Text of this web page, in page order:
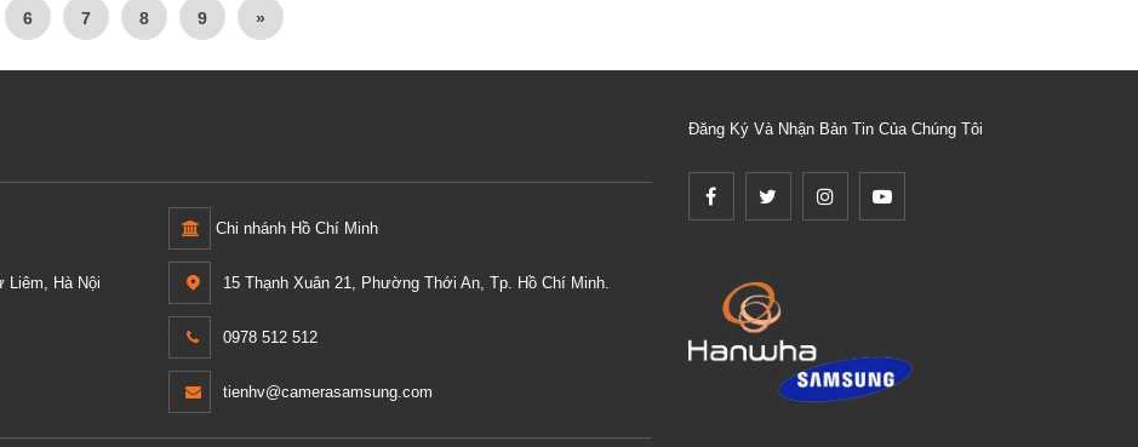
6 7 8 9 »
Liêm, Hà Nội
Chi nhánh Hồ Chí Minh
15 Thạnh Xuân 21, Phường Thới An, Tp. Hồ Chí Minh.
0978 512 512
tienhv@camerasamsung.com
Đăng Ký Và Nhận Bản Tin Của Chúng Tôi